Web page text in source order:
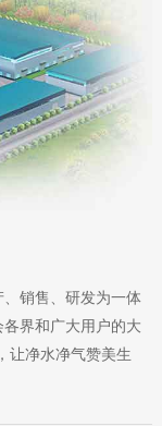
销售、研发为一体
界和广大用户的大
让净水净气赞美生